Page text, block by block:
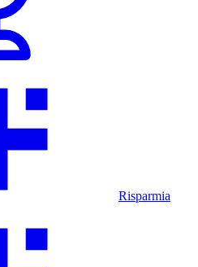
Risparmia